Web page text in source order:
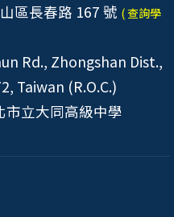
區長春路 167 號 ( 查詢學
Rd., Zhongshan Dist.,
Taiwan (R.O.C.)
市立大同高級中學